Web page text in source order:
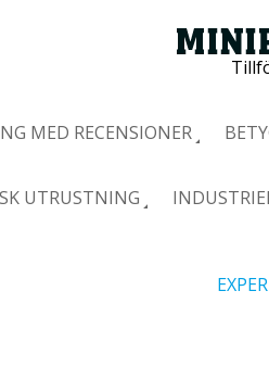
MED RECENSIONER
UTRUSTNING